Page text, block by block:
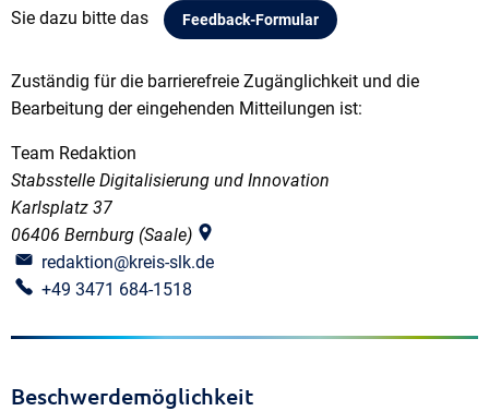
Sie dazu bitte das Feedback-Formular
Zuständig für die barrierefreie Zugänglichkeit und die
Bearbeitung der eingehenden Mitteilungen ist:
Team Redaktion
Stabsstelle Digitalisierung und Innovation
Karlsplatz 37
06406 Bernburg (Saale)
redaktion@kreis-slk.de
+49 3471 684-1518
Beschwerdemöglichkeit